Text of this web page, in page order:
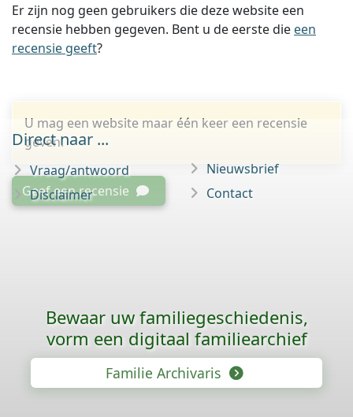
Er zijn nog geen gebruikers die deze website een
recensie hebben gegeven. Bent u de eerste die een
recensie geeft?
U mag een website maar één keer een recensie
geven.
Geef een recensie
Direct naar ...
Vraag/antwoord
Disclaimer
Nieuwsbrief
Contact
Bewaar uw familie­geschiedenis,
vorm een digitaal familiearchief
Familie Archivaris